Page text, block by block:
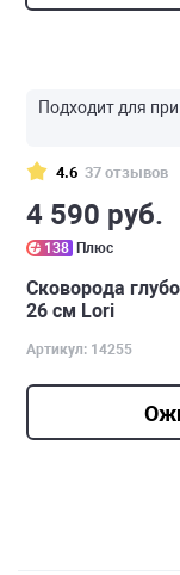
Подходит для
4.6 37 отзывов
4 590 руб.
138 Плюс
Сковорода
26 см Lori
Артикул: 14255